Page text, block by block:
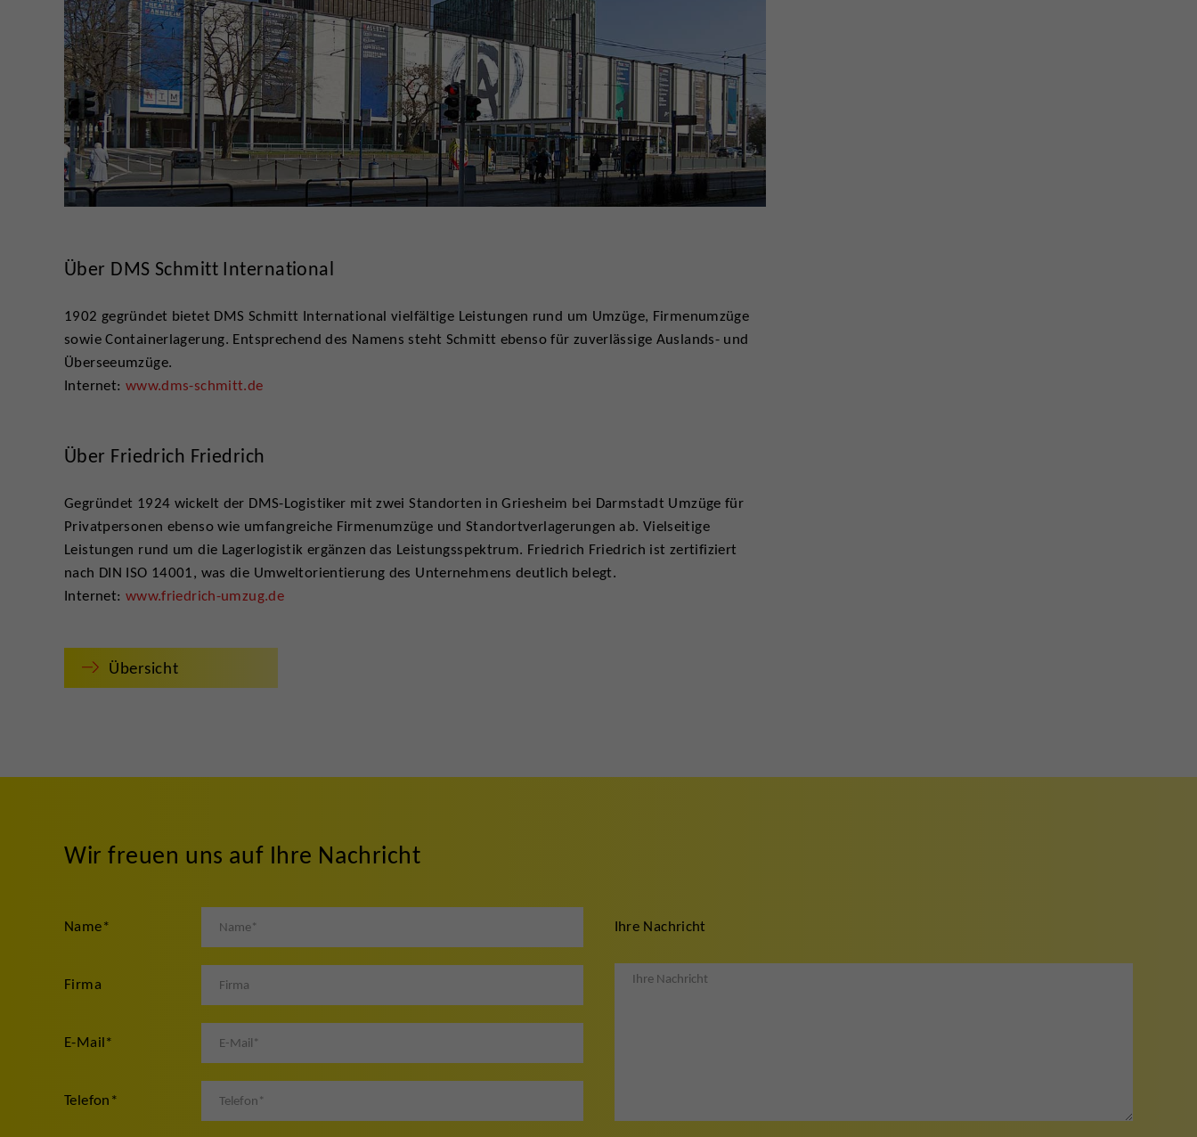
Über DMS Schmitt International
1902 gegründet bietet DMS Schmitt International vielfältige Leistungen rund um Umzüge, Firmenumzüge
sowie Containerlagerung. Entsprechend des Namens steht Schmitt ebenso für zuverlässige Auslands- und
Überseeumzüge.
Internet: www.dms-schmitt.de
Über Friedrich Friedrich
Gegründet 1924 wickelt der DMS-Logistiker mit zwei Standorten in Griesheim bei Darmstadt Umzüge für
Privatpersonen ebenso wie umfangreiche Firmenumzüge und Standortverlagerungen ab. Vielseitige
Leistungen rund um die Lagerlogistik ergänzen das Leistungsspektrum. Friedrich Friedrich ist zertifiziert
nach DIN ISO 14001, was die Umweltorientierung des Unternehmens deutlich belegt.
Internet: www.friedrich-umzug.de
Übersicht
Wir freuen uns auf Ihre Nachricht
Name*
Firma
E-Mail*
Telefon*
Ihre Nachricht